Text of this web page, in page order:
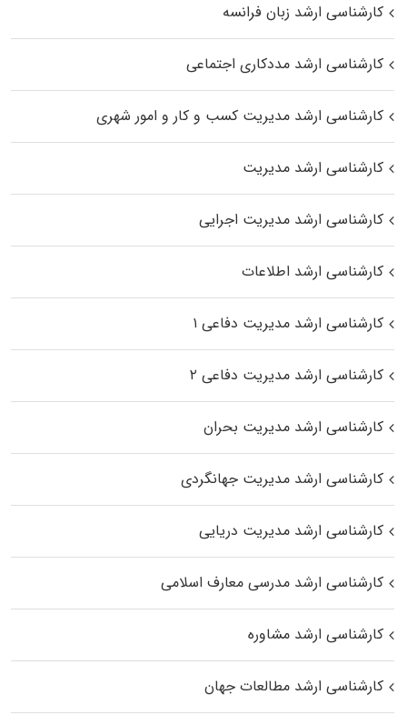
کارشناسی ارشد زبان فرانسه
کارشناسی ارشد مددکاری اجتماعی
کارشناسی ارشد مدیریت کسب و کار و امور شهری
کارشناسی ارشد مدیریت
کارشناسی ارشد مدیریت اجرایی
کارشناسی ارشد اطلاعات
کارشناسی ارشد مدیریت دفاعی ۱
کارشناسی ارشد مدیریت دفاعی ۲
کارشناسی ارشد مدیریت بحران
کارشناسی ارشد مدیریت جهانگردی
کارشناسی ارشد مدیریت دریایی
کارشناسی ارشد مدرسی معارف اسلامی
کارشناسی ارشد مشاوره
کارشناسی ارشد مطالعات جهان